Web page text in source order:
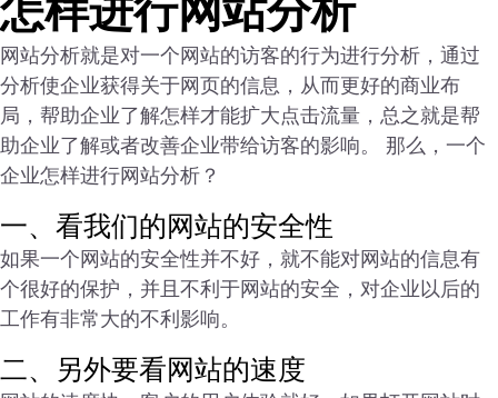
网站分析就是对一个网站的访客的行为进行分析，通过
分析使企业获得关于网页的信息，从而更好的商业布
局，帮助企业了解怎样才能扩大点击流量，总之就是帮
助企业了解或者改善企业带给访客的影响。 那么，一个
企业怎样进行网站分析？
一、看我们的网站的安全性
如果一个网站的安全性并不好，就不能对网站的信息有
个很好的保护，并且不利于网站的安全，对企业以后的
工作有非常大的不利影响。
二、另外要看网站的速度